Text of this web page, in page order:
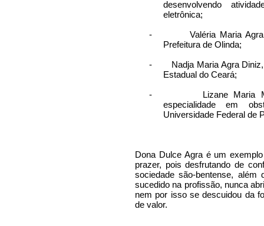
desenvolvendo
eletrônica;
-
Valéria Maria
Prefeitura de Olinda;
-
Nadja Maria Agra
Estadual do Ceará;
-
Lizane Maria
especialidade em
Universidade Federal de
Dona Dulce Agra é um
prazer, pois desfrutando de
sociedade são-bentense,
sucedido na profissão, nunca
nem por isso se descuidou da
de valor.